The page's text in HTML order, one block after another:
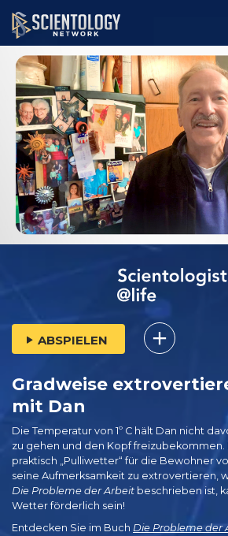
ABSPIELEN
Gradweise
mit Dan
Die Temperatur von 1º C hält Dan nicht
zu gehen und den Kopf freizubekommen.
praktisch „Pulliwetter“ für die Bewohner
seine Aufmerksamkeit zu extrovertieren,
Die Probleme der Arbeit beschrieben ist,
Wetter förderlich sein!
Entdecken Sie im Buch Die Probleme der